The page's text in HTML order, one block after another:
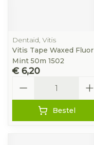
Dentaid, Vitis
Vitis Tape Waxed Fluor
Mint 50m 1502
€ 6,20
Bestel